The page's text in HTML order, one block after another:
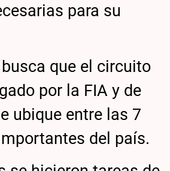
para su
que el circuito
por la FIA y de
ubique entre las 7
del país.